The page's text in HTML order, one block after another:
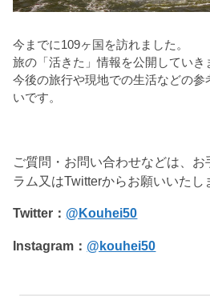
今までに109ヶ国を訪れました。
旅の「活きた」情報を公開していき
今後の旅行や現地での生活などの
いです。
ご質問・お問い合わせなどは、
ラム又はTwitterからお願いいたし
Twitter： @Kouhei50
Instagram： @kouhei50